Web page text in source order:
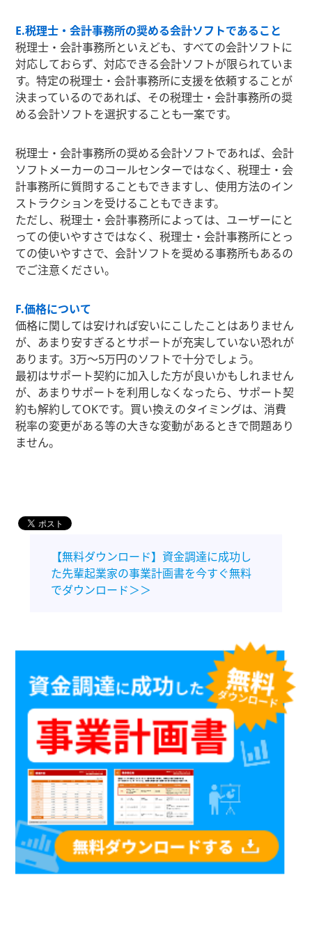
E.税理士・会計事務所の奨める会計ソフトであること
税理士・会計事務所といえども、すべての会計ソフトに
対応しておらず、対応できる会計ソフトが限られていま
す。特定の税理士・会計事務所に支援を依頼することが
決まっているのであれば、その税理士・会計事務所の奨
める会計ソフトを選択することも一案です。
税理士・会計事務所の奨める会計ソフトであれば、会計
ソフトメーカーのコールセンターではなく、税理士・会
計事務所に質問することもできますし、使用方法のイン
ストラクションを受けることもできます。
ただし、税理士・会計事務所によっては、ユーザーにと
っての使いやすさではなく、税理士・会計事務所にとっ
ての使いやすさで、会計ソフトを奨める事務所もあるの
でご注意ください。
F.価格について
価格に関しては安ければ安いにこしたことはありません
が、あまり安すぎるとサポートが充実していない恐れが
あります。3万〜5万円のソフトで十分でしょう。
最初はサポート契約に加入した方が良いかもしれません
が、あまりサポートを利用しなくなったら、サポート契
約も解約してOKです。買い換えのタイミングは、消費
税率の変更がある等の大きな変動があるときで問題あり
ません。
【無料ダウンロード】資金調達に成功し
た先輩起業家の事業計画書を今すぐ無料
でダウンロード＞＞